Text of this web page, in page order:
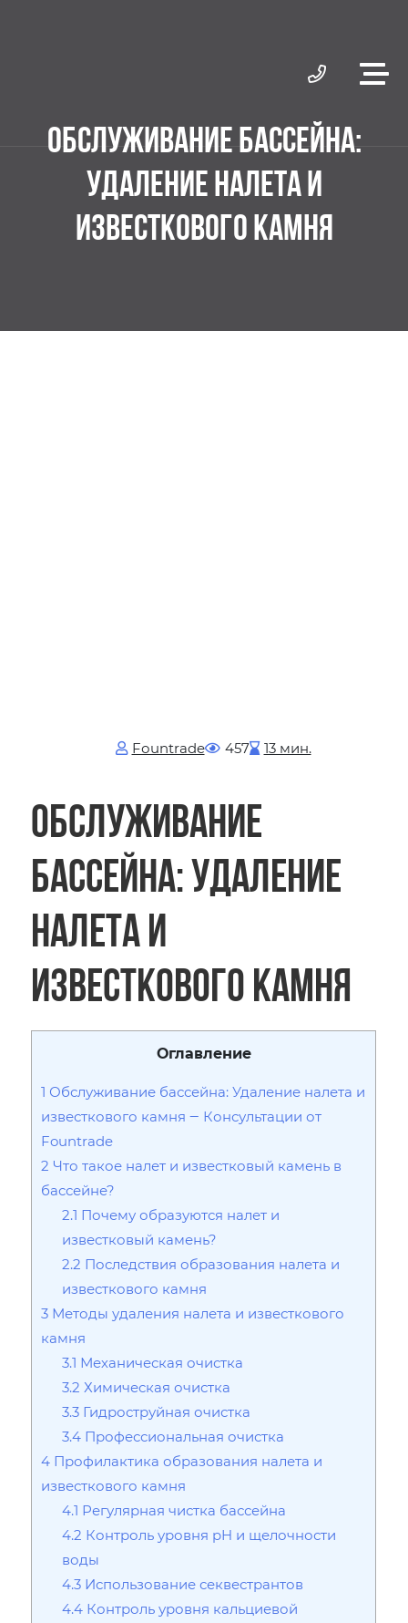
ОБСЛУЖИВАНИЕ БАССЕЙНА:
УДАЛЕНИЕ НАЛЕТА И
ИЗВЕСТКОВОГО КАМНЯ
Fоuntrade 457 13 мин.
Обслуживание
бассейна: Удаление
налета и
известкового камня
Оглавление
1 Обслуживание бассейна: Удаление налета и
известкового камня ‒ Консультации от
Fountrade
2 Что такое налет и известковый камень в
бассейне?
2.1 Почему образуются налет и
известковый камень?
2.2 Последствия образования налета и
известкового камня
3 Методы удаления налета и известкового
камня
3.1 Механическая очистка
3.2 Химическая очистка
3.3 Гидроструйная очистка
3.4 Профессиональная очистка
4 Профилактика образования налета и
известкового камня
4.1 Регулярная чистка бассейна
4.2 Контроль уровня pH и щелочности
воды
4.3 Использование секвестрантов
4.4 Контроль уровня кальциевой